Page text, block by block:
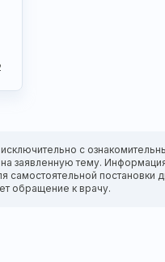
с
заявленную тему.
самостоятельной
обращение к врачу.